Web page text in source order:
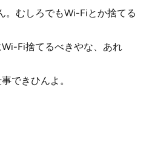
。むしろでもWi-Fiとか捨てる
Fi捨てるべきやな、あれ
できひんよ。